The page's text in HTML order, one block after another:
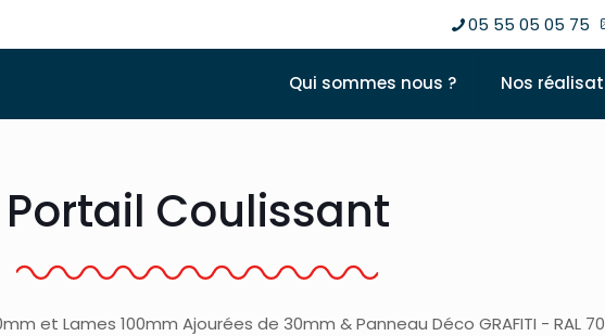
05 55 05 05 75
Qui sommes nous ? Nos
Portail Coulissant
et Lames 100mm Ajourées de 30mm & Panneau Déco GRAFITI - RAL